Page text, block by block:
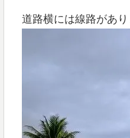
道路横には線路があ